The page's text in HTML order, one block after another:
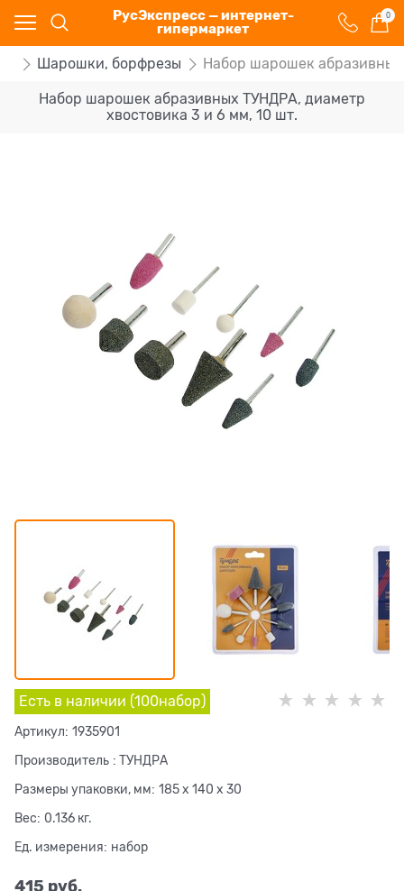
РусЭкспресс — интернет-
гипермаркет
0
Шарошки, борфрезы Набор шарошек
Набор шарошек абразивных ТУНДРА, диаметр
хвостовика 3 и 6 мм, 10 шт.
Есть в наличии (100набор)
Артикул: 1935901
Производитель : ТУНДРА
Размеры упаковки, мм: 185 x 140 x 30
Вес: 0.136 кг.
Ед. измерения: набор
415 руб.